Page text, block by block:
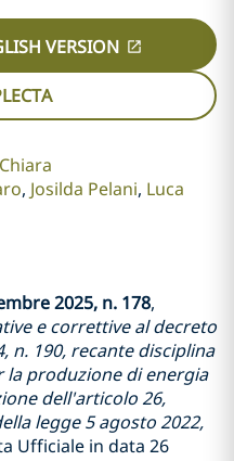
VERSION
Chiara
Josilda Pelani Luca
2025, n. 178,
e correttive al decreto
n. 190, recante disciplina
produzione di energia
dell'articolo 26,
legge 5 agosto 2022,
Ufficiale in data 26